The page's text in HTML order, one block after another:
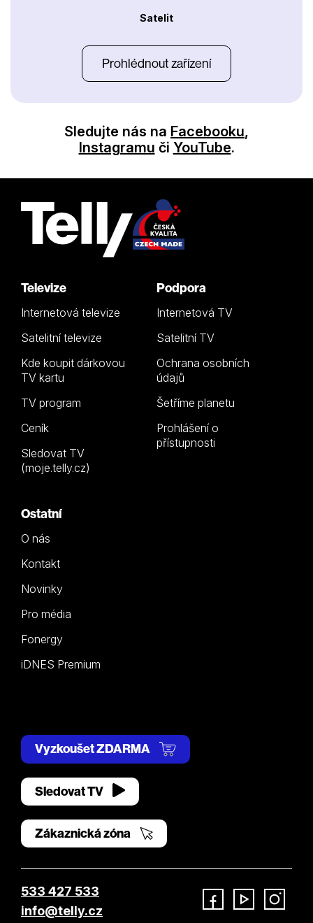
Satelit
Prohlédnout zařízení
Sledujte nás na Facebooku,
Instagramu či YouTube.
Televize
Internetová televize
Satelitní televize
Kde koupit dárkovou
TV kartu
TV program
Ceník
Sledovat TV
(moje.telly.cz)
Podpora
Internetová TV
Satelitní TV
Ochrana osobních
údajů
Šetříme planetu
Prohlášení o
přístupnosti
Ostatní
O nás
Kontakt
Novinky
Pro média
Fonergy
iDNES Premium
Vyzkoušet ZDARMA
Sledovat TV
Zákaznická zóna
533 427 533
info@telly.cz